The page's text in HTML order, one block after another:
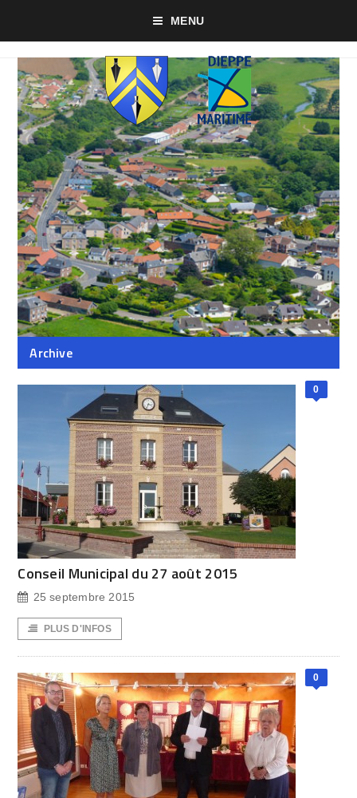
MENU
Archive
0
Conseil Municipal du 27 août 2015
25 septembre 2015
PLUS D'INFOS
0